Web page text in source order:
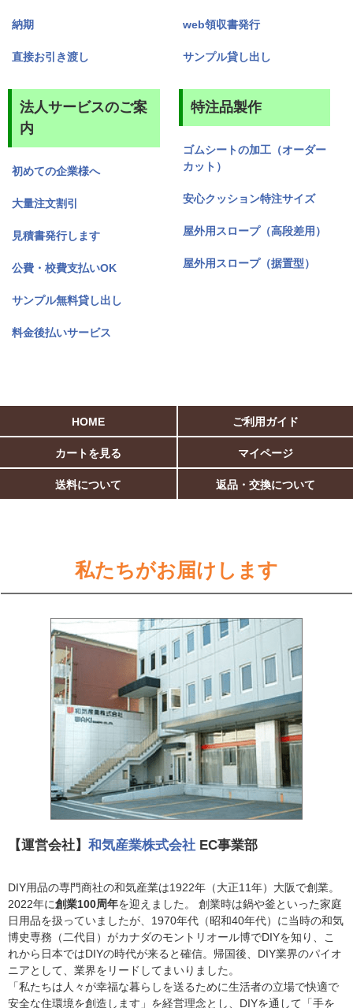
納期
直接お引き渡し
法人サービスのご案
内
初めての企業様へ
大量注文割引
見積書発行します
公費・校費支払いOK
サンプル無料貸し出し
料金後払いサービス
web領収書発行
サンプル貸し出し
特注品製作
ゴムシートの加工（オーダー
カット）
安心クッション特注サイズ
屋外用スロープ（高段差用）
屋外用スロープ（据置型）
HOME ご利用ガイド
カートを見る マイページ
送料について 返品・交換について
私たちがお届けします
【運営会社】 和気産業株式会社 EC事業部
DIY用品の専門商社の和気産業は1922年（大正11年）大阪で創業。
2022年に創業100周年を迎えました。 創業時は鍋や釜といった家庭
日用品を扱っていましたが、1970年代（昭和40年代）に当時の和気
博史専務（二代目）がカナダのモントリオール博でDIYを知り、こ
れから日本ではDIYの時代が来ると確信。帰国後、DIY業界のパイオ
ニアとして、業界をリードしてまいりました。
「私たちは人々が幸福な暮らしを送るために生活者の立場で快適で
安全な住環境を創造します」を経営理念とし、DIYを通して「手を